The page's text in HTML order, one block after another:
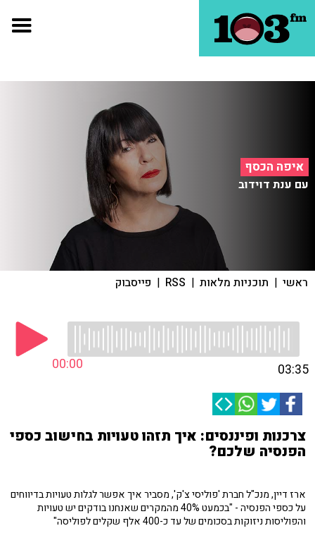
איפה הכסף
עם ענת דוידוב
ראשי | תוכניות מלאות |
RSS
| פייסבוק
00:00 03:35
צרכנות ופיננסים: איך תזהו טעויות בחישוב כספי
הפנסיה שלכם?
ארז דיין, מנכ"ל חברת 'פוליסי צ'ק', מסביר איך אפשר לגלות טעויות בדיווחים
על כספי הפנסיה - "בכמעט 40% מהמקרים שאנחנו בודקים יש טעויות
והפוליסות ניזוקות בסכומים של עד כ-400 אלף שקלים לפוליסה"